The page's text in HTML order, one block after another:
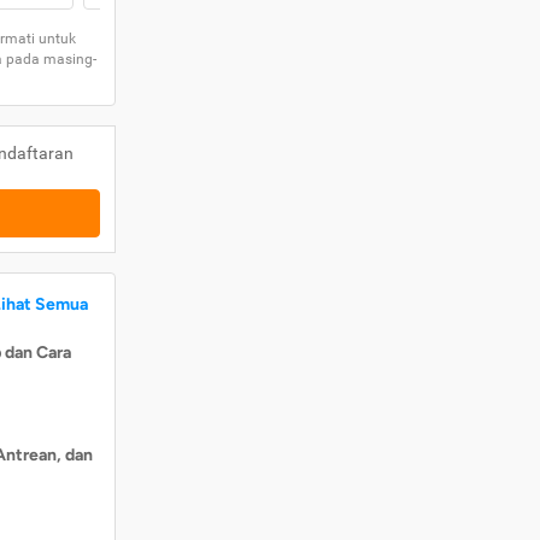
untuk
pada masing-
Semua
Cara
dan